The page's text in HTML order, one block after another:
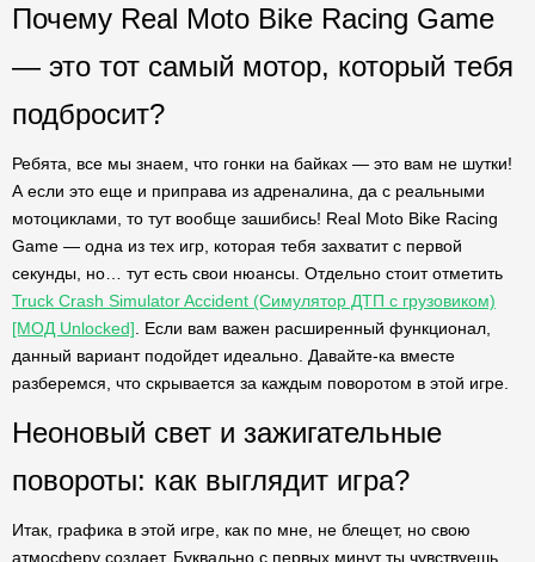
Почему Real Moto Bike Racing Game
— это тот самый мотор, который тебя
подбросит?
Ребята, все мы знаем, что гонки на байках — это вам не шутки!
А если это еще и приправа из адреналина, да с реальными
мотоциклами, то тут вообще зашибись! Real Moto Bike Racing
Game — одна из тех игр, которая тебя захватит с первой
секунды, но… тут есть свои нюансы. Отдельно стоит отметить
Truck Crash Simulator Accident (Симулятор ДТП с грузовиком)
[МОД Unlocked] . Если вам важен расширенный функционал,
данный вариант подойдет идеально. Давайте-ка вместе
разберемся, что скрывается за каждым поворотом в этой игре.
Неоновый свет и зажигательные
повороты: как выглядит игра?
Итак, графика в этой игре, как по мне, не блещет, но свою
атмосферу создает. Буквально с первых минут ты чувствуешь